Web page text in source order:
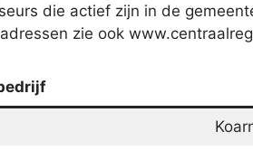
die actief zijn in de
zie ook